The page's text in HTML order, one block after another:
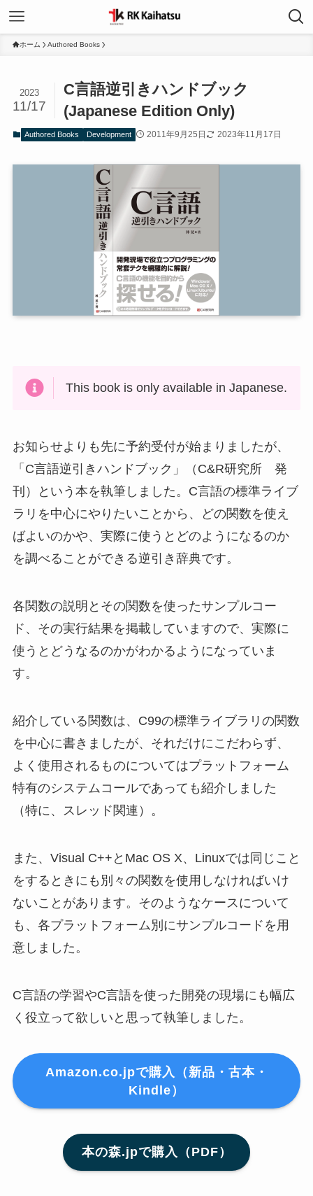
ホーム Authored Books
C言語逆引きハンドブック
(Japanese Edition Only)
2023
11/17
Authored Books Development 2011年9月25日 2023年11月17日
This book is only available in Japanese.
お知らせよりも先に予約受付が始まりましたが、
「C言語逆引きハンドブック」（C&R研究所 発
刊）という本を執筆しました。C言語の標準ライブ
ラリを中心にやりたいことから、どの関数を使え
ばよいのかや、実際に使うとどのようになるのか
を調べることができる逆引き辞典です。
各関数の説明とその関数を使ったサンプルコー
ド、その実行結果を掲載していますので、実際に
使うとどうなるのかがわかるようになっていま
す。
紹介している関数は、C99の標準ライブラリの関数
を中心に書きましたが、それだけにこだわらず、
よく使用されるものについてはプラットフォーム
特有のシステムコールであっても紹介しました
（特に、スレッド関連）。
また、Visual C++とMac OS X、Linuxでは同じこと
をするときにも別々の関数を使用しなければいけ
ないことがあります。そのようなケースについて
も、各プラットフォーム別にサンプルコードを用
意しました。
C言語の学習やC言語を使った開発の現場にも幅広
く役立って欲しいと思って執筆しました。
Amazon.co.jpで購入（新品・古本・
Kindle）
本の森.jpで購入（PDF）